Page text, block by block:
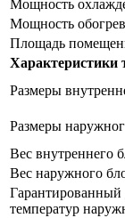
Мощность
Мощность
Площадь
Характеристики
Размеры
Размеры
Вес внутреннего
Вес наружного
Гарантированный
температур